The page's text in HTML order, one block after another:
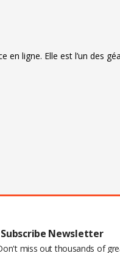
en ligne. Elle est l’un des
Subscribe Newsletter
miss out thousands of